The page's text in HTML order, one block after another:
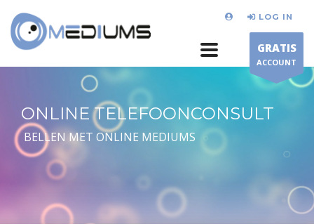
LOG IN
GRATIS
ACCOUNT
ONLINE TELEFOONCONSULT
BELLEN MET ONLINE MEDIUMS